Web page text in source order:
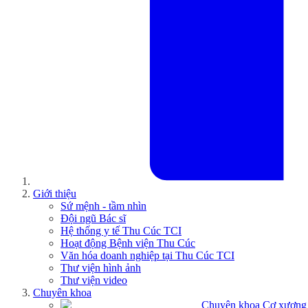
Giới thiệu
Sứ mệnh - tầm nhìn
Đội ngũ Bác sĩ
Hệ thống y tế Thu Cúc TCI
Hoạt động Bệnh viện Thu Cúc
Văn hóa doanh nghiệp tại Thu Cúc TCI
Thư viện hình ảnh
Thư viện video
Chuyên khoa
Chuyên khoa Cơ